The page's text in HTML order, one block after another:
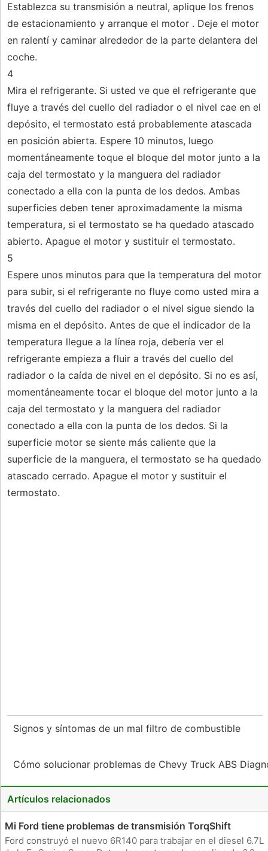
Establezca su transmisión a neutral, aplique los frenos
de estacionamiento y arranque el motor . Deje el motor
en ralentí y caminar alrededor de la parte delantera del
coche.
4
Mira el refrigerante. Si usted ve que el refrigerante que
fluye a través del cuello del radiador o el nivel cae en el
depósito, el termostato está probablemente atascada
en posición abierta. Espere 10 minutos, luego
momentáneamente toque el bloque del motor junto a la
caja del termostato y la manguera del radiador
conectado a ella con la punta de los dedos. Ambas
superficies deben tener aproximadamente la misma
temperatura, si el termostato se ha quedado atascado
abierto. Apague el motor y sustituir el termostato.
5
Espere unos minutos para que la temperatura del motor
para subir, si el refrigerante no fluye como usted mira a
través del cuello del radiador o el nivel sigue siendo la
misma en el depósito. Antes de que el indicador de la
temperatura llegue a la línea roja, debería ver el
refrigerante empieza a fluir a través del cuello del
radiador o la caída de nivel en el depósito. Si no es así,
momentáneamente tocar el bloque del motor junto a la
caja del termostato y la manguera del radiador
conectado a ella con la punta de los dedos. Si la
superficie motor se siente más caliente que la
superficie de la manguera, el termostato se ha quedado
atascado cerrado. Apague el motor y sustituir el
termostato.
Signos y síntomas de un mal filtro de combustible
Cómo solucionar problemas de Chevy Truck ABS
Artículos relacionados
Mi Ford tiene problemas de transmisión TorqShift
Ford construyó el nuevo 6R140 para trabajar en el diesel 6.7L